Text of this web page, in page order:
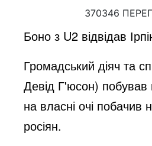
y
V
i
370346
Боно з U2 відвідав
Громадський діяч та
Девід Г'юсон) побував
на власні очі побачив
росіян.